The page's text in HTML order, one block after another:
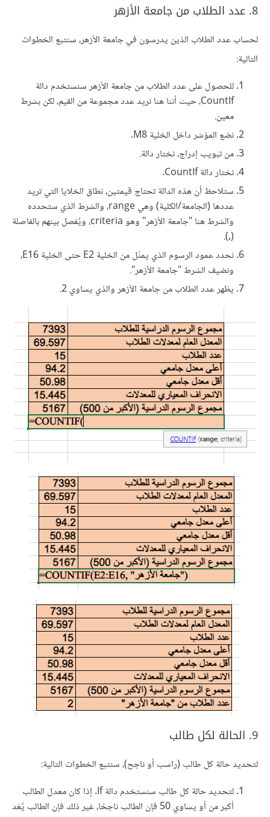
8. عدد الطلاب من جامعة الأزهر
لحساب عدد الطلاب الذين يدرسون في جامعة الأزهر، سنتبع الخطوات
التالية:
للحصول على عدد الطلاب من جامعة الأزهر سنستخدم دالة
CountIf، حيث أننا هنا نريد عدد مجموعة من القيم، لكن بشرط
معين.
نضع المؤشر داخل الخلية M8.
من تبويب إدراج، نختار دالة.
نختار دالة CountIf.
ستلاحظ أن هذه الدالة تحتاج قيمتين، نطاق الخلايا التي تريد
عددها (الجامعة/الكلية) وهي range، والشرط الذي ستحدده
والشرط هنا "جامعة الأزهر" وهو criteria، ويُفصل بينهم بالفاصلة
(,).
نحدد عمود الرسوم الذي يمثّل من الخلية E2 حتى الخلية E16،
ونضيف الشرط "جامعة الأزهر".
يظهر عدد الطلاب من جامعة الأزهر والذي يساوي 2.
9. الحالة لكل طالب
لتحديد حالة كل طالب (راسب أو ناجح)، سنتبع الخطوات التالية:
لتحديد حالة كل طالب سنستخدم دالة If. إذا كان معدل الطالب
أكبر من أو يساوي 50 فإن الطالب ناجحًا، غير ذلك فإن الطالب يُعَد